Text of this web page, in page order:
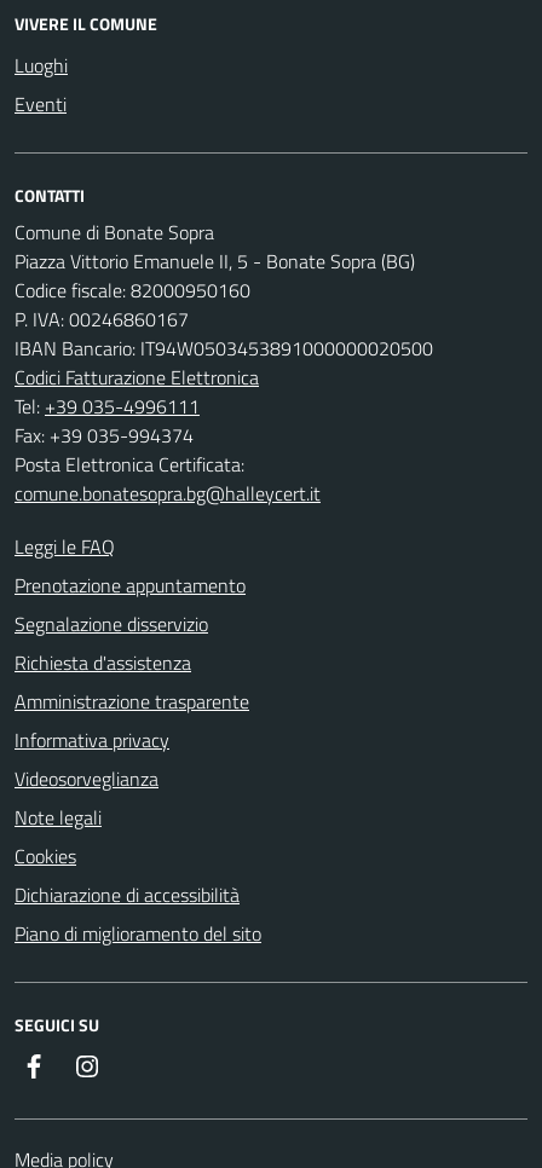
VIVERE IL COMUNE
Luoghi
Eventi
CONTATTI
Comune di Bonate Sopra
Piazza Vittorio Emanuele II, 5 - Bonate Sopra (BG)
Codice fiscale: 82000950160
P. IVA: 00246860167
IBAN Bancario: IT94W0503453891000000020500
Codici Fatturazione Elettronica
Tel: +39 035-4996111
Fax: +39 035-994374
Posta Elettronica Certificata:
comune.bonatesopra.bg@halleycert.it
Leggi le FAQ
Prenotazione appuntamento
Segnalazione disservizio
Richiesta d'assistenza
Amministrazione trasparente
Informativa privacy
Videosorveglianza
Note legali
Cookies
Dichiarazione di accessibilità
Piano di miglioramento del sito
SEGUICI SU
Facebook
Media policy